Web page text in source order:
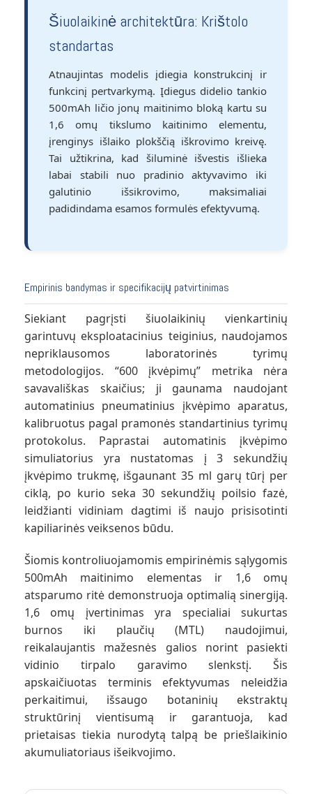
Šiuolaikinė architektūra: Krištolo
standartas
Atnaujintas modelis įdiegia konstrukcinį ir
funkcinį pertvarkymą. Įdiegus didelio tankio
500mAh ličio jonų maitinimo bloką kartu su
1,6 omų tikslumo kaitinimo elementu,
įrenginys išlaiko plokščią iškrovimo kreivę.
Tai užtikrina, kad šiluminė išvestis išlieka
labai stabili nuo pradinio aktyvavimo iki
galutinio išsikrovimo, maksimaliai
padidindama esamos formulės efektyvumą.
Empirinis bandymas ir specifikacijų patvirtinimas
Siekiant pagrįsti šiuolaikinių vienkartinių
garintuvų eksploatacinius teiginius, naudojamos
nepriklausomos laboratorinės tyrimų
metodologijos. “600 įkvėpimų” metrika nėra
savavališkas skaičius; ji gaunama naudojant
automatinius pneumatinius įkvėpimo aparatus,
kalibruotus pagal pramonės standartinius tyrimų
protokolus. Paprastai automatinis įkvėpimo
simuliatorius yra nustatomas į 3 sekundžių
įkvėpimo trukmę, išgaunant 35 ml garų tūrį per
ciklą, po kurio seka 30 sekundžių poilsio fazė,
leidžianti vidiniam dagtimi iš naujo prisisotinti
kapiliarinės veiksenos būdu.
Šiomis kontroliuojamomis empirinėmis sąlygomis
500mAh maitinimo elementas ir 1,6 omų
atsparumo ritė demonstruoja optimalią sinergiją.
1,6 omų įvertinimas yra specialiai sukurtas
burnos iki plaučių (MTL) naudojimui,
reikalaujantis mažesnės galios norint pasiekti
vidinio tirpalo garavimo slenkstį. Šis
apskaičiuotas terminis efektyvumas neleidžia
perkaitimui, išsaugo botaninių ekstraktų
struktūrinį vientisumą ir garantuoja, kad
prietaisas tiekia nurodytą talpą be priešlaikinio
akumuliatoriaus išeikvojimo.